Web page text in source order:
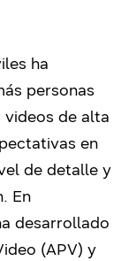
ha
personas
de alta
en
de detalle y
En
desarrollado
(APV) y